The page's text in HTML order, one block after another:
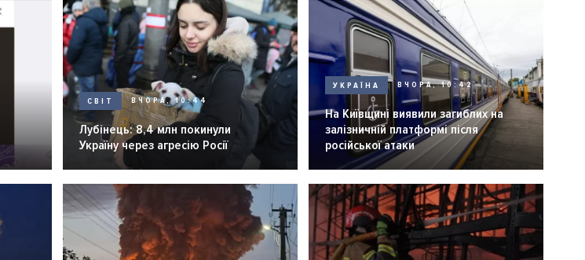
СВІТ ВЧОРА, 10:44
Лубінець: 8,4 млн покинули
Україну через агресію Росії
УКРАЇНА ВЧОРА, 10:42
На Київщині виявили загиблих на
залізничній платформі після
російської атаки